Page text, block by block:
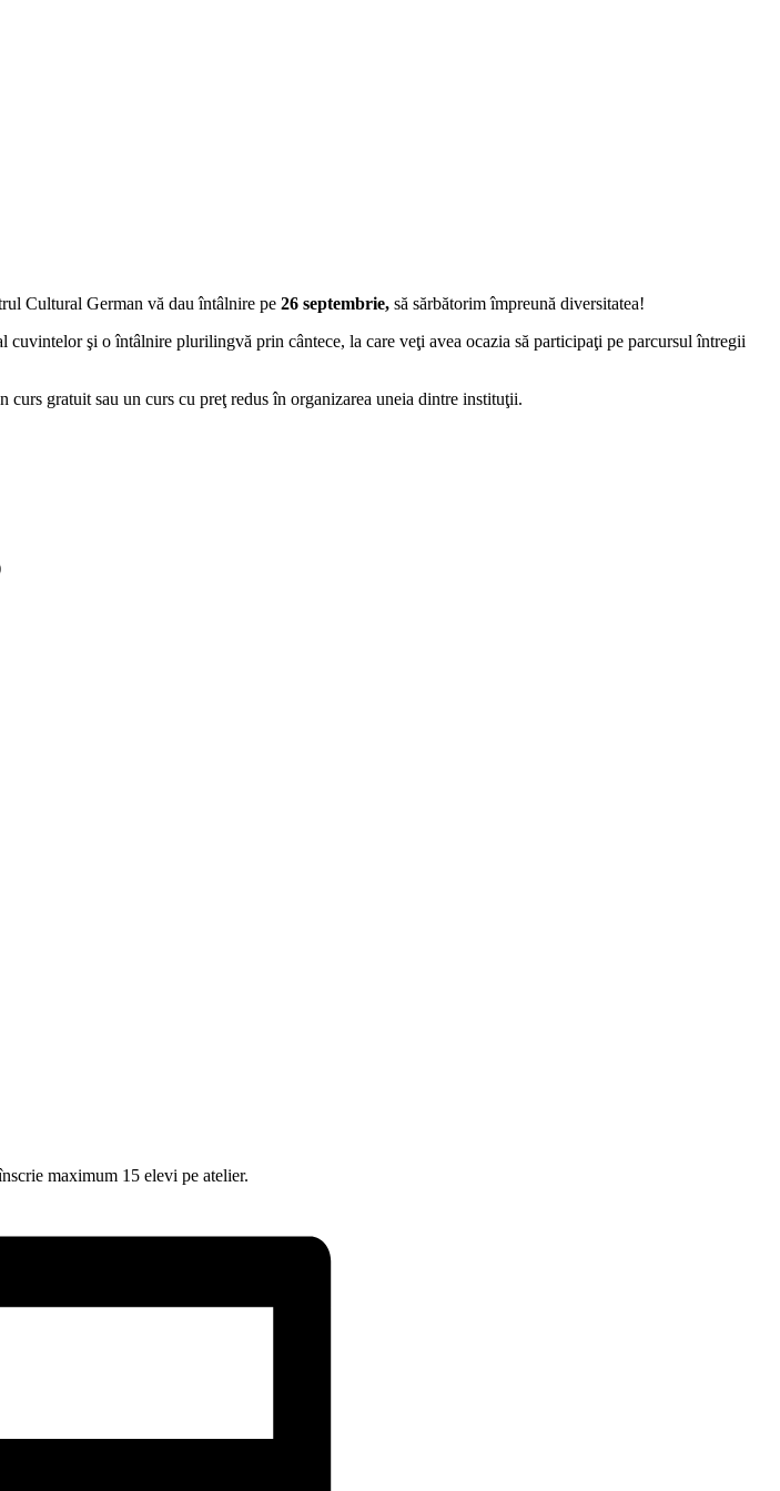
Cultural German vă dau întâlnire pe 26 septembrie, să sărbătorim împreună diversitatea!
şi o întâlnire plurilingvă prin cântece, la care veţi avea ocazia să participaţi pe parcursul întregii
gratuit sau un curs cu preţ redus în organizarea uneia dintre instituţii.
maximum 15 elevi pe atelier.